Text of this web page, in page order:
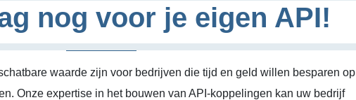
nog voor je eigen API!
waarde zijn voor bedrijven die tijd en geld willen besparen op
Onze expertise in het bouwen van API-koppelingen kan uw bedrijf